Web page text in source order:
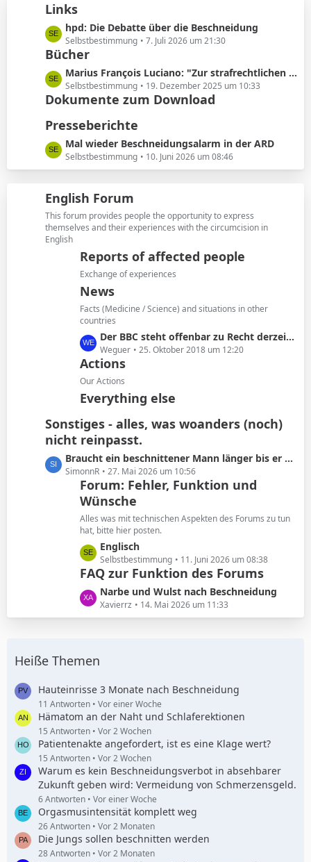
e
e
i
t
r
ä
g
e
Links
L
e
t
z
t
e
e
t
r
g
hpd: Die Debatte über die Beschneidung
Selbstbestimmung 7. Juli 2026 um 21:30
Bücher
L
e
t
t
e
B
e
t
r
ä
g
Marius François Luciano: "Zur strafrechtlichen Einordnung medizinisch nicht indizierter Eingriffe in die Körpersubstanz von Kindern"
Selbstbestimmung 19. Dezember 2025 um 10:33
Dokumente zum Download
Presseberichte
L
e
t
t
e
B
e
Mal wieder Beschneidungsalarm in der ARD
Selbstbestimmung 10. Juni 2026 um 08:46
English Forum
This forum provides people the opportunity to express
themselves and their experiences with the circumcision in
English
Reports of affected people
Exchange of experiences
News
Facts (Medicine / Science) and situations in other
countries
L
e
t
z
t
e
B
e
i
t
r
ä
g
e
Der BBC steht offenbar zu Recht derzeit in der Kritik
Weguer 25. Oktober 2018 um 12:20
Actions
Our Actions
Everything else
Sonstiges - alles, was woanders (noch)
nicht reinpasst.
L
e
Braucht ein beschnittener Mann länger bis er kommt oder ist das Schwachsinn?
SimonnR 27. Mai 2026 um 10:56
Forum: Fehler, Funktion und
Wünsche
Alles was mit technischen Aspekten des Forums zu tun
hat, bitte hier posten.
L
e
t
z
t
e
i
r
ä
g
e
Englisch
Selbstbestimmung 11. Juni 2026 um 08:38
FAQ zur Funktion des Forums
L
e
t
e
e
i
t
r
ä
g
e
Narbe und Wulst nach Beschneidung
Xavierrz 14. Mai 2026 um 11:33
Heiße Themen
Hauteinrisse 3 Monate nach Beschneidung
11 Antworten Vor einer Woche
Hämatom an der Naht und Schlaferektionen
15 Antworten Vor 2 Wochen
Patientenakte angefordert, ist es eine Klage wert?
15 Antworten Vor 2 Wochen
Warum es kein Beschneidungsverbot in absehbarer
Zukunft geben wird: Vermeidung von Schmerzensgeld.
6 Antworten Vor einer Woche
Orgasmusintensität komplett weg
26 Antworten Vor 2 Monaten
Die Jungs sollen beschnitten werden
28 Antworten Vor 2 Monaten